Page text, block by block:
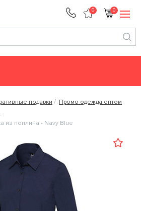
0 0
подарки
Промо одежда оптом
из поплина - Navy Blue